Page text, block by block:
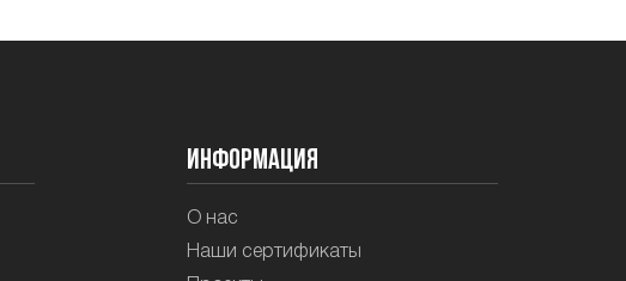
Информация
О нас
Наши сертификаты